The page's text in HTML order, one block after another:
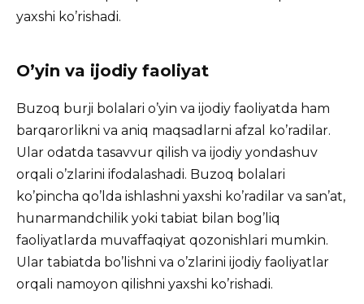
yaxshi ko’rishadi.
O’yin va ijodiy faoliyat
Buzoq burji bolalari o’yin va ijodiy faoliyatda ham
barqarorlikni va aniq maqsadlarni afzal ko’radilar.
Ular odatda tasavvur qilish va ijodiy yondashuv
orqali o’zlarini ifodalashadi. Buzoq bolalari
ko’pincha qo’lda ishlashni yaxshi ko’radilar va san’at,
hunarmandchilik yoki tabiat bilan bog’liq
faoliyatlarda muvaffaqiyat qozonishlari mumkin.
Ular tabiatda bo’lishni va o’zlarini ijodiy faoliyatlar
orqali namoyon qilishni yaxshi ko’rishadi.